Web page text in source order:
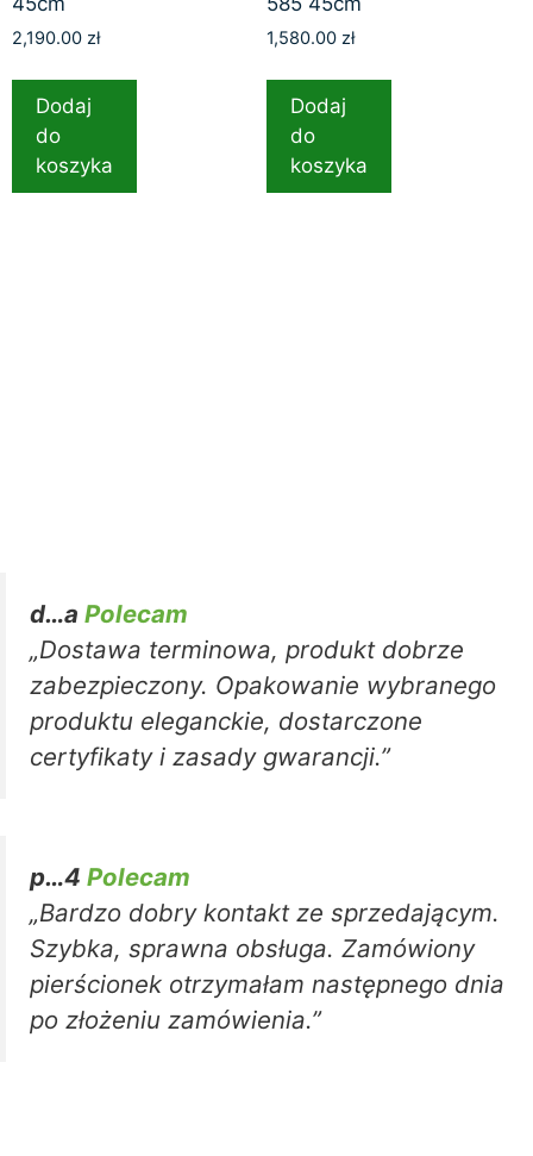
2,190.00 zł
Dodaj
do
koszyka
1,580.00 zł
Dodaj
do
koszyka
d…a Polecam
„Dostawa terminowa, produkt dobrze
zabezpieczony. Opakowanie wybranego
produktu eleganckie, dostarczone
certyfikaty i zasady gwarancji.”
p…4 Polecam
„Bardzo dobry kontakt ze sprzedającym.
Szybka, sprawna obsługa. Zamówiony
pierścionek otrzymałam następnego dnia
po złożeniu zamówienia.”